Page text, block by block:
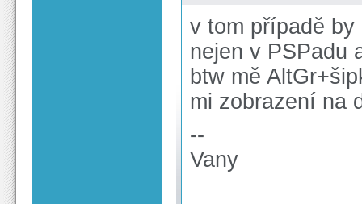
v tom případě
nejen v PSPadu
btw mě
mi zobrazení na
--
Vany